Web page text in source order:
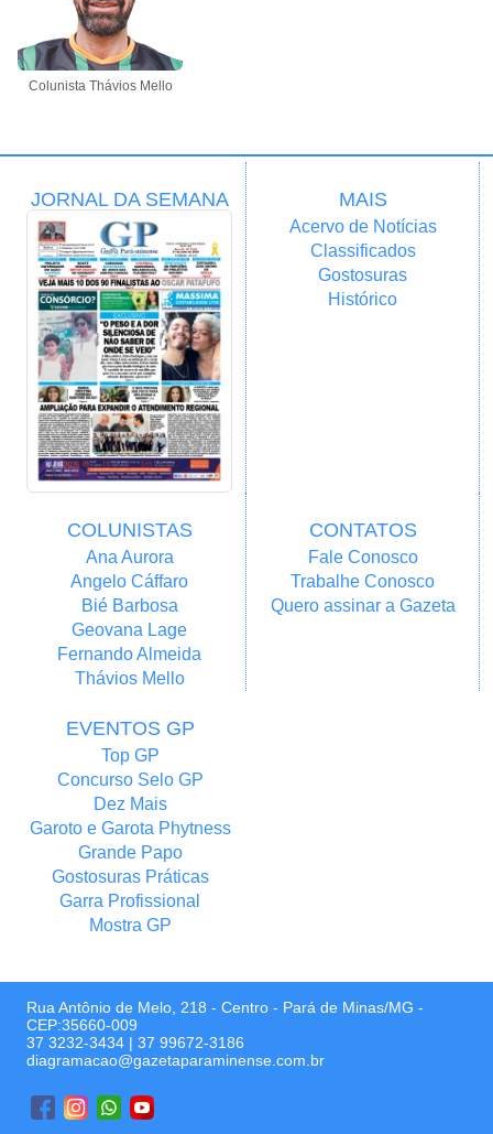
Colunista Thávios Mello
JORNAL DA SEMANA MAIS
Acervo de Notícias
Classificados
Gostosuras
Histórico
COLUNISTAS
Ana Aurora
Angelo Cáffaro
Bié Barbosa
Geovana Lage
Fernando Almeida
Thávios Mello
CONTATOS
Fale Conosco
Trabalhe Conosco
Quero assinar a Gazeta
EVENTOS GP
Top GP
Concurso Selo GP
Dez Mais
Garoto e Garota Phytness
Grande Papo
Gostosuras Práticas
Garra Profissional
Mostra GP
Rua Antônio de Melo, 218 - Centro - Pará de Minas/MG -
CEP:35660-009
37 3232-3434 | 37 99672-3186
diagramacao@gazetaparaminense.com.br